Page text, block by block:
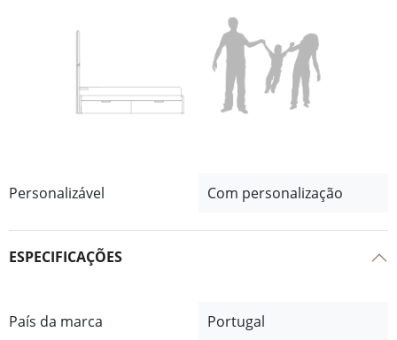
Personalizável Com personalização
ESPECIFICAÇÕES
País da marca Portugal